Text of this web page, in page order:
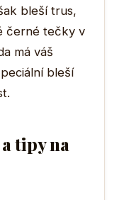
bleší trus,
černé tečky v
má váš
bleší
tipy na